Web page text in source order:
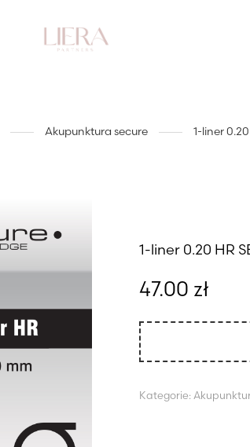
Akupunktura secure 1-liner
1-liner 0.20 HR
47.00 zł
Kategorie: